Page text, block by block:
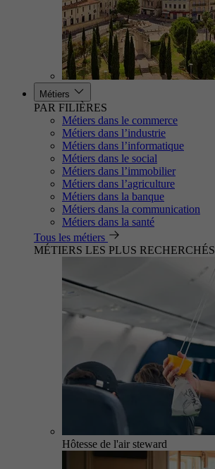
Métiers
PAR FILIÈRES
Métiers dans le commerce
Métiers dans l’industrie
Métiers dans l’informatique
Métiers dans le social
Métiers dans l’immobilier
Métiers dans l’agriculture
Métiers dans la banque
Métiers dans la communication
Métiers dans la santé
Tous les métiers
MÉTIERS LES PLUS RECHERCHÉS
Hôtesse de l'air steward